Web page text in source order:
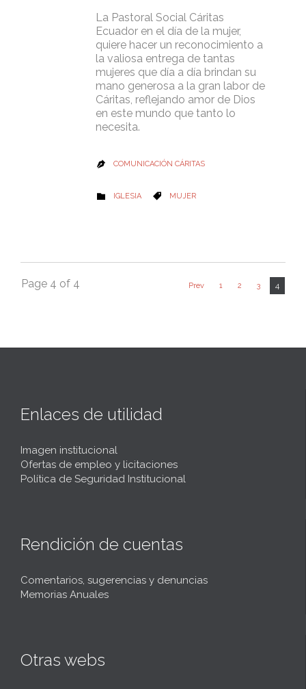
La Pastoral Social Cáritas
Ecuador en el día de la mujer,
quiere hacer un reconocimiento a
la valiosa entrega de tantas
mujeres que día a día brindan su
mano generosa a la gran labor de
Cáritas, reflejando amor de Dios
en este mundo que tanto lo
necesita.
 COMUNICACIÓN CÁRITAS
 CATEGORY
IGLESIA  CATEGORY
MUJER
Page 4 of 4 Prev 1 2 3 4
Enlaces de utilidad
Imagen institucional
Ofertas de empleo y licitaciones
Política de Seguridad Institucional
Rendición de cuentas
Comentarios, sugerencias y denuncias
Memorias Anuales
Otras webs